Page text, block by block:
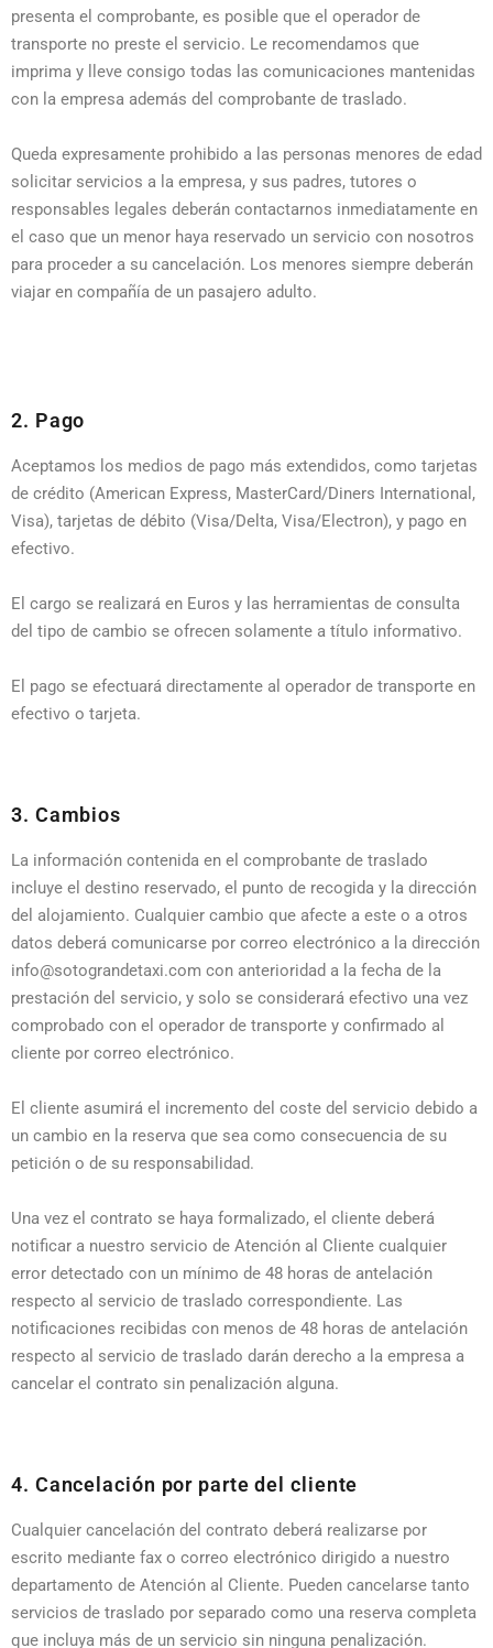
presenta el comprobante, es posible que el operador de
transporte no preste el servicio. Le recomendamos que
imprima y lleve consigo todas las comunicaciones mantenidas
con la empresa además del comprobante de traslado.
Queda expresamente prohibido a las personas menores de edad
solicitar servicios a la empresa, y sus padres, tutores o
responsables legales deberán contactarnos inmediatamente en
el caso que un menor haya reservado un servicio con nosotros
para proceder a su cancelación. Los menores siempre deberán
viajar en compañía de un pasajero adulto.
2. Pago
Aceptamos los medios de pago más extendidos, como tarjetas
de crédito (American Express, MasterCard/Diners International,
Visa), tarjetas de débito (Visa/Delta, Visa/Electron), y pago en
efectivo.
El cargo se realizará en Euros y las herramientas de consulta
del tipo de cambio se ofrecen solamente a título informativo.
El pago se efectuará directamente al operador de transporte en
efectivo o tarjeta.
3. Cambios
La información contenida en el comprobante de traslado
incluye el destino reservado, el punto de recogida y la dirección
del alojamiento. Cualquier cambio que afecte a este o a otros
datos deberá comunicarse por correo electrónico a la dirección
info@sotograndetaxi.com con anterioridad a la fecha de la
prestación del servicio, y solo se considerará efectivo una vez
comprobado con el operador de transporte y confirmado al
cliente por correo electrónico.
El cliente asumirá el incremento del coste del servicio debido a
un cambio en la reserva que sea como consecuencia de su
petición o de su responsabilidad.
Una vez el contrato se haya formalizado, el cliente deberá
notificar a nuestro servicio de Atención al Cliente cualquier
error detectado con un mínimo de 48 horas de antelación
respecto al servicio de traslado correspondiente. Las
notificaciones recibidas con menos de 48 horas de antelación
respecto al servicio de traslado darán derecho a la empresa a
cancelar el contrato sin penalización alguna.
4. Cancelación por parte del cliente
Cualquier cancelación del contrato deberá realizarse por
escrito mediante fax o correo electrónico dirigido a nuestro
departamento de Atención al Cliente. Pueden cancelarse tanto
servicios de traslado por separado como una reserva completa
que incluya más de un servicio sin ninguna penalización.